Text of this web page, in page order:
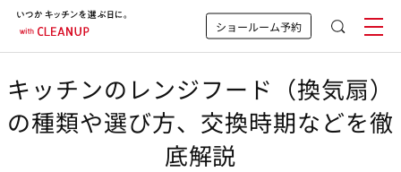
ショールーム予約
キッチンのレンジフード（換気扇）
の種類や選び方、交換時期などを徹
底解説